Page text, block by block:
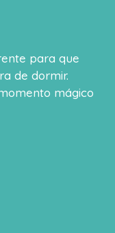
para que
de dormir.
mágico